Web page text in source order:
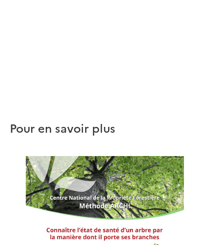
Pour en savoir plus